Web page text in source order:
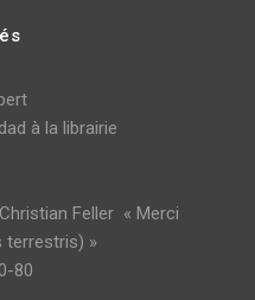
à la librairie
Feller « Merci
terrestris) »
80